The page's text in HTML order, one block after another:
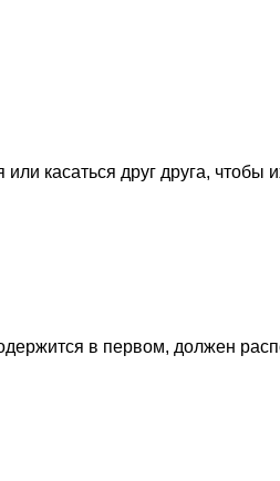
касаться друг друга,
в первом, должен